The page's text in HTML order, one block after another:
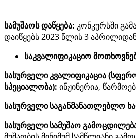
სამუშაოს დაწყება: კონკურსში
დაიწყებს 2023 წლის 3
საკვალიფიკაციო
სასურველიკვალიფიკაცია
სპეციალობა): ინჟინერია,
სასურველი საგანმანათლებლო
სასურველი სამუშაო